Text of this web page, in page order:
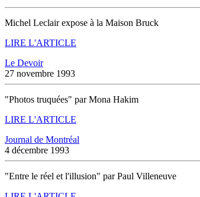
Michel Leclair expose à la Maison Bruck
LIRE L'ARTICLE
Le Devoir
27 novembre 1993
"Photos truquées" par Mona Hakim
LIRE L'ARTICLE
Journal de Montréal
4 décembre 1993
"Entre le réel et l'illusion" par Paul Villeneuve